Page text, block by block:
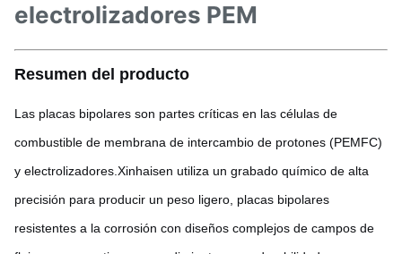
electrolizadores PEM
Resumen del producto
Las placas bipolares son partes críticas en las células de
combustible de membrana de intercambio de protones (PEMFC)
y electrolizadores.Xinhaisen utiliza un grabado químico de alta
precisión para producir un peso ligero, placas bipolares
resistentes a la corrosión con diseños complejos de campos de